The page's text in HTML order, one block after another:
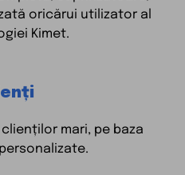
oricărui utilizator al
Kimet.
mari, pe baza